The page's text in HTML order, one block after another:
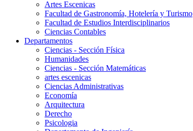
Artes Escenicas
Facultad de Gastronomía, Hotelería y Turismo
Facultad de Estudios Interdisciplinarios
Ciencias Contables
Departamentos
Ciencias - Sección Física
Humanidades
Ciencias - Sección Matemáticas
artes escenicas
Ciencias Administrativas
Economía
Arquitectura
Derecho
Psicologia